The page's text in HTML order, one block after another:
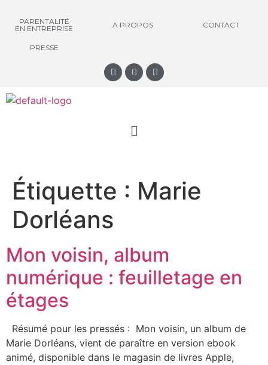
PARENTALITÉ
EN ENTREPRISE
A PROPOS CONTACT
PRESSE
Étiquette : Marie
Dorléans
Mon voisin, album
numérique : feuilletage en
étages
Résumé pour les pressés : Mon voisin, un album de
Marie Dorléans, vient de paraître en version ebook
animé, disponible dans le magasin de livres Apple,